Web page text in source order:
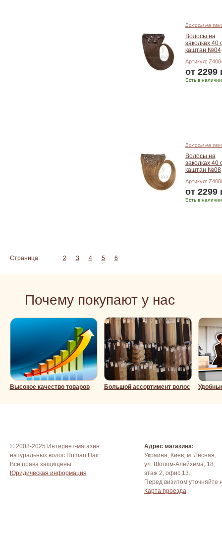
Волосы на
Волосы на
заколках 40
каштан №04
Артикул:
от 2299
Есть в наличии
Волосы на
Волосы на
заколках 40
каштан №08
Артикул:
от 2299
Есть в наличии
Страница: 2 3 4 5 6
Почему покупают у нас
Высокое качество товаров Большой ассортимент волос
© 2008-2025 Интернет-магазин
натуральных волос Human Hair
Все права защищены
Юридическая информация
Адрес магазина:
Украина, Киев, м. Лесная,
ул. Шолом-Алейхема, 18,
этаж 2, офис 13.
Перед визитом уточняйте
Карта проезда